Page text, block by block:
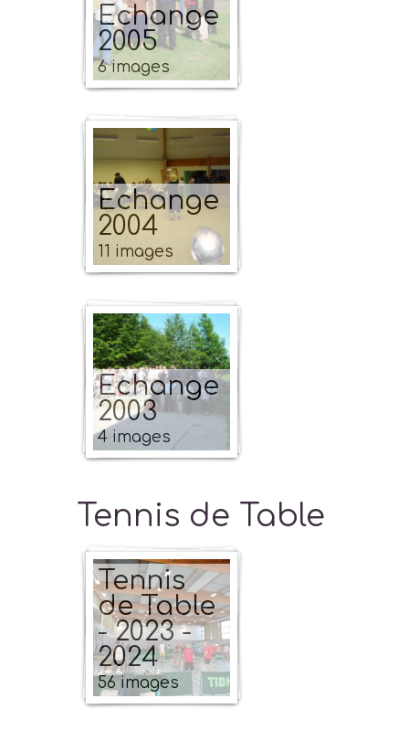
Echange
2005
6 images
Echange
2004
11 images
Echange
2003
4 images
Tennis de Table
Tennis
de Table
- 2023 -
2024
56 images